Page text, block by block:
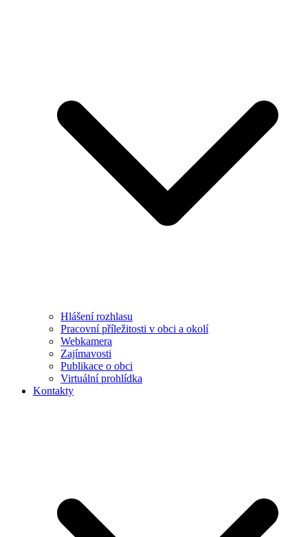
Hlášení rozhlasu
Pracovní příležitosti v obci a okolí
Webkamera
Zajímavosti
Publikace o obci
Virtuální prohlídka
Kontakty